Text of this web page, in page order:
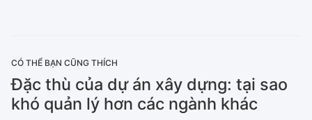
CÓ THỂ BẠN CŨNG THÍCH
Đặc thù của dự án xây dựng: tại sao
khó quản lý hơn các ngành khác